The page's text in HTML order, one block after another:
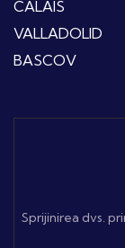
CALAIS
VALLADOLID
BASCOV
Sprijinirea dvs.